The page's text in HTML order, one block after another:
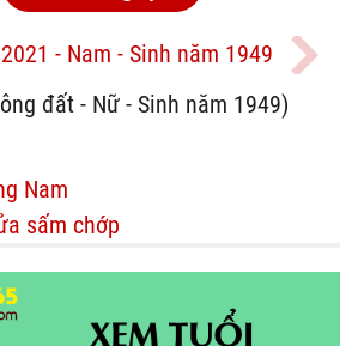
- Nam - Sinh năm 1949
đất - Nữ - Sinh năm 1949)
Nam
sấm chớp